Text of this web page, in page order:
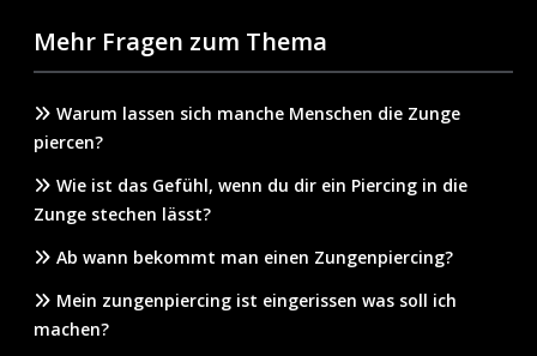
Mehr Fragen zum Thema
Warum lassen sich manche Menschen die Zunge
piercen?
Wie ist das Gefühl, wenn du dir ein Piercing in die
Zunge stechen lässt?
Ab wann bekommt man einen Zungenpiercing?
Mein zungenpiercing ist eingerissen was soll ich
machen?